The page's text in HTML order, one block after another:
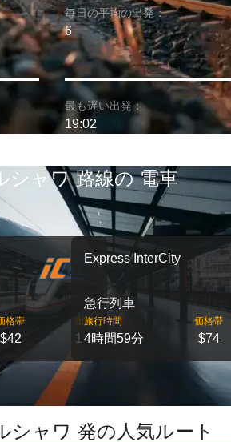
毎日の平均の出発：
6
最も遅い出発：
19:02
シャワ 路線の 電車
格帯
$42
出発
1
Express InterCity
急行列車
旅行時間
4時間59分
価格帯
$74
シャワ 発の人気ルート